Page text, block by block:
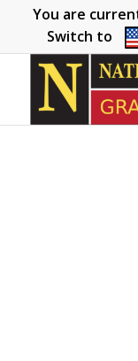
You are
Switch to